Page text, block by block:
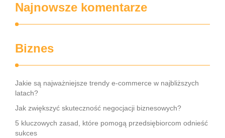
Najnowsze komentarze
Biznes
Jakie są najważniejsze trendy e-commerce w najbliższych
latach?
Jak zwiększyć skuteczność negocjacji biznesowych?
5 kluczowych zasad, które pomogą przedsiębiorcom odnieść
sukces